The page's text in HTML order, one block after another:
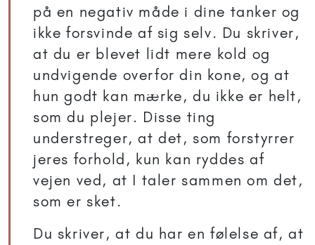
på en negativ måde i dine tanker og
ikke forsvinde af sig selv. Du skriver,
at du er blevet lidt mere kold og
undvigende overfor din kone, og at
hun godt kan mærke, du ikke er helt,
som du plejer. Disse ting
understreger, at det, som forstyrrer
jeres forhold, kun kan ryddes af
vejen ved, at I taler sammen om det,
som er sket.
Du skriver, at du har en følelse af, at